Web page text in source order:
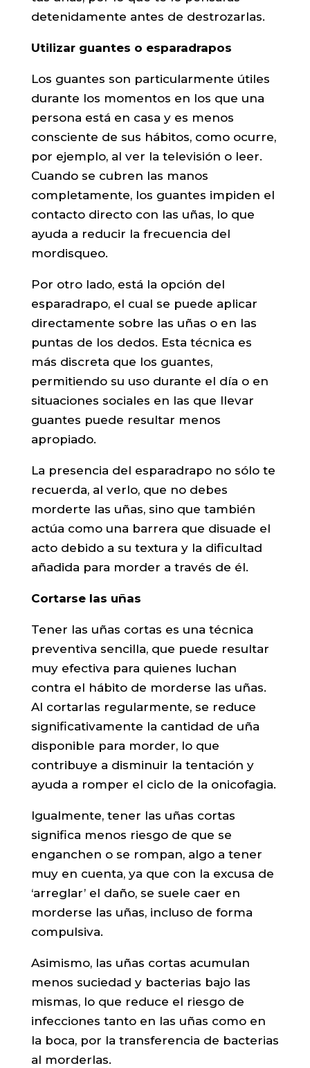
detenidamente antes de destrozarlas.
Utilizar guantes o esparadrapos
Los guantes son particularmente útiles
durante los momentos en los que una
persona está en casa y es menos
consciente de sus hábitos, como ocurre,
por ejemplo, al ver la televisión o leer.
Cuando se cubren las manos
completamente, los guantes impiden el
contacto directo con las uñas, lo que
ayuda a reducir la frecuencia del
mordisqueo.
Por otro lado, está la opción del
esparadrapo, el cual se puede aplicar
directamente sobre las uñas o en las
puntas de los dedos. Esta técnica es
más discreta que los guantes,
permitiendo su uso durante el día o en
situaciones sociales en las que llevar
guantes puede resultar menos
apropiado.
La presencia del esparadrapo no sólo te
recuerda, al verlo, que no debes
morderte las uñas, sino que también
actúa como una barrera que disuade el
acto debido a su textura y la dificultad
añadida para morder a través de él.
Cortarse las uñas
Tener las uñas cortas es una técnica
preventiva sencilla, que puede resultar
muy efectiva para quienes luchan
contra el hábito de morderse las uñas.
Al cortarlas regularmente, se reduce
significativamente la cantidad de uña
disponible para morder, lo que
contribuye a disminuir la tentación y
ayuda a romper el ciclo de la onicofagia.
Igualmente, tener las uñas cortas
significa menos riesgo de que se
enganchen o se rompan, algo a tener
muy en cuenta, ya que con la excusa de
‘arreglar’ el daño, se suele caer en
morderse las uñas, incluso de forma
compulsiva.
Asimismo, las uñas cortas acumulan
menos suciedad y bacterias bajo las
mismas, lo que reduce el riesgo de
infecciones tanto en las uñas como en
la boca, por la transferencia de bacterias
al morderlas.